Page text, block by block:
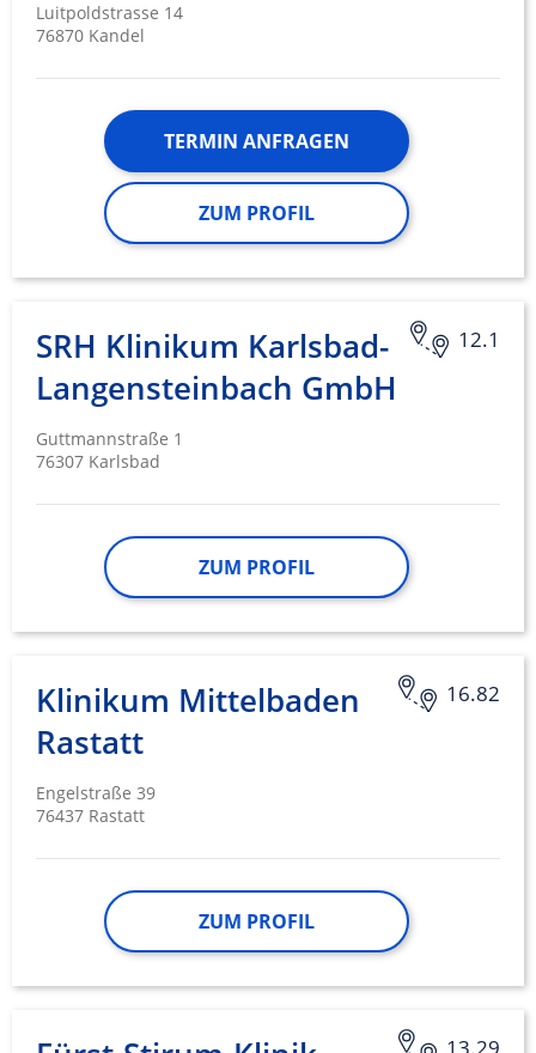
Luitpoldstrasse 14
76870 Kandel
TERMIN ANFRAGEN
ZUM PROFIL
12.1
SRH Klinikum Karlsbad-
Langensteinbach GmbH
Guttmannstraße 1
76307 Karlsbad
ZUM PROFIL
16.82
Klinikum Mittelbaden
Rastatt
Engelstraße 39
76437 Rastatt
ZUM PROFIL